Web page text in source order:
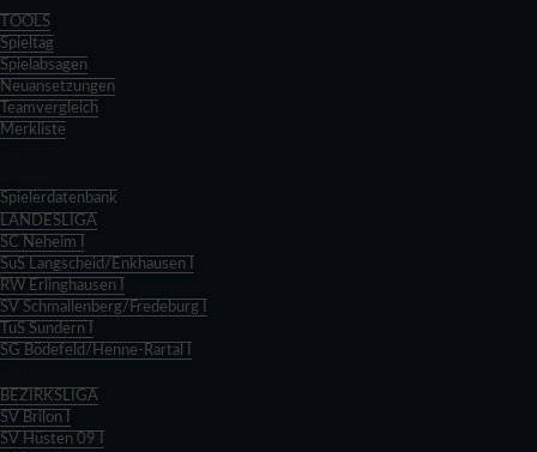
TOOLS
Spieltag
Spielabsagen
Neuansetzungen
Teamvergleich
Merkliste
Spielerdatenbank
LANDESLIGA
SC Neheim I
SuS Langscheid/Enkhausen I
RW Erlinghausen I
SV Schmallenberg/Fredeburg I
TuS Sundern I
SG Bödefeld/Henne-Rartal I
BEZIRKSLIGA
SV Brilon I
SV Hüsten 09 I